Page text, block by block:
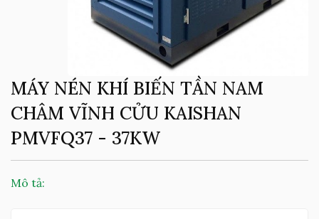
MÁY NÉN KHÍ BIẾN TẦN NAM
CHÂM VĨNH CỬU KAISHAN
PMVFQ37 - 37KW
Mô tả: